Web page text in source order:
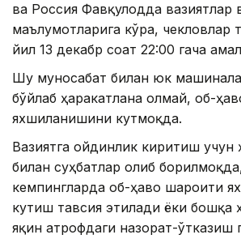
ва Россия Фавқулодда вазиятлар
маълумотларига кўра, чекловлар
йил 13 декабр соат 22:00 гача
Шу муносабат билан юк
бўйлаб ҳаракатлана олмай, об-
яхшиланишини кутмоқда.
Вазиятга ойдинлик киритиш учун
билан суҳбатлар олиб
кемпингларда об-ҳаво шароити
кутиш тавсия этилади ёки бошқа
яқин атрофдаги назорат-ўтказиш